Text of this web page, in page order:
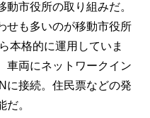
市役所の取り組みだ。
せも多いのが移動市役所
本格的に運用していま
車両にネットワークイン
に接続。住民票などの発
。